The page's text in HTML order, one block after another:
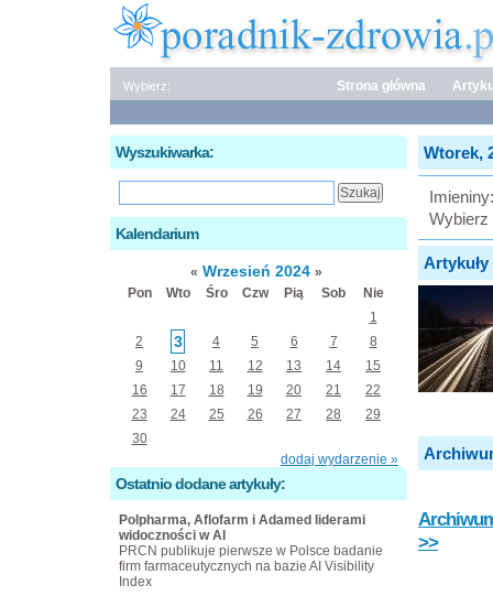
Wybierz: Strona główna
Wtorek,
Wybierz
>>
Wyszukiwarka:
Kalendarium
« Wrzesień 2024 »
Pon
Wto Śro Czw Pią Sob
Nie
1
2
3 4 5 6 7
8
9
10 11 12 13 14
15
16
17 18 19 20 21
22
23
24 25 26 27 28
29
30
dodaj wydarzenie »
Ostatnio dodane artykuły:
Polpharma, Aflofarm i Adamed liderami
widoczności w AI
PRCN publikuje pierwsze w Polsce badanie
firm farmaceutycznych na bazie AI Visibility
Index